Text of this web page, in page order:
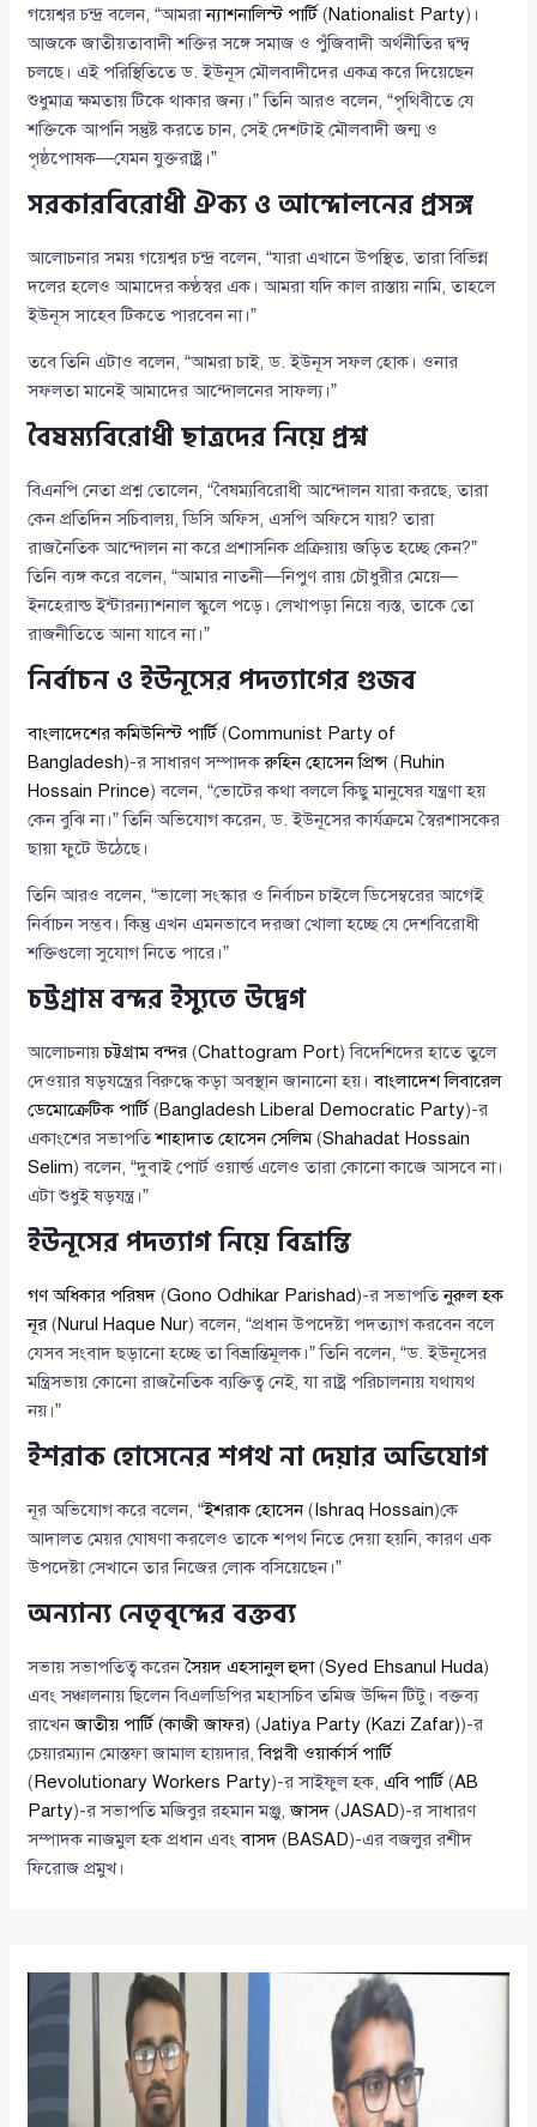
গয়েশ্বর চন্দ্র বলেন, “আমরান্যাশনালিস্ট পার্টি (Nationalist Party)।
আজকে জাতীয়তাবাদী শক্তির সঙ্গে সমাজ ও পুঁজিবাদী অর্থনীতির দ্বন্দ্ব
চলছে। এই পরিস্থিতিতে ড. ইউনূস মৌলবাদীদের একত্র করে দিয়েছেন
শুধুমাত্র ক্ষমতায় টিকে থাকার জন্য।” তিনি আরও বলেন, “পৃথিবীতে যে
শক্তিকে আপনি সন্তুষ্ট করতে চান, সেই দেশটাই মৌলবাদী জন্ম ও
পৃষ্ঠপোষক—যেমন যুক্তরাষ্ট্র।”
সরকারবিরোধী ঐক্য ও আন্দোলনের প্রসঙ্গ
আলোচনার সময় গয়েশ্বর চন্দ্র বলেন, “যারা এখানে উপস্থিত, তারা বিভিন্ন
দলের হলেও আমাদের কণ্ঠস্বর এক। আমরা যদি কাল রাস্তায় নামি, তাহলে
ইউনূস সাহেব টিকতে পারবেন না।”
তবে তিনি এটাও বলেন, “আমরা চাই, ড. ইউনূস সফল হোক। ওনার
সফলতা মানেই আমাদের আন্দোলনের সাফল্য।”
বৈষম্যবিরোধী ছাত্রদের নিয়ে প্রশ্ন
বিএনপি নেতা প্রশ্ন তোলেন, “বৈষম্যবিরোধী আন্দোলন যারা করছে, তারা
কেন প্রতিদিন সচিবালয়, ডিসি অফিস, এসপি অফিসে যায়? তারা
রাজনৈতিক আন্দোলন না করে প্রশাসনিক প্রক্রিয়ায় জড়িত হচ্ছে কেন?”
তিনি ব্যঙ্গ করে বলেন, “আমার নাতনী—নিপুণ রায় চৌধুরীর মেয়ে—
ইনহেরাল্ড ইন্টারন্যাশনাল স্কুলে পড়ে। লেখাপড়া নিয়ে ব্যস্ত, তাকে তো
রাজনীতিতে আনা যাবে না।”
নির্বাচন ও ইউনূসের পদত্যাগের গুজব
বাংলাদেশের কমিউনিস্ট পার্টি (Communist Party of
Bangladesh)-র সাধারণ সম্পাদকরুহিন হোসেন প্রিন্স (Ruhin
Hossain Prince) বলেন, “ভোটের কথা বললে কিছু মানুষের যন্ত্রণা হয়
কেন বুঝি না।” তিনি অভিযোগ করেন, ড. ইউনূসের কার্যক্রমে স্বৈরশাসকের
ছায়া ফুটে উঠেছে।
তিনি আরও বলেন, “ভালো সংস্কার ও নির্বাচন চাইলে ডিসেম্বরের আগেই
নির্বাচন সম্ভব। কিন্তু এখন এমনভাবে দরজা খোলা হচ্ছে যে দেশবিরোধী
শক্তিগুলো সুযোগ নিতে পারে।”
চট্টগ্রাম বন্দর ইস্যুতে উদ্বেগ
আলোচনায়চট্টগ্রাম বন্দর (Chattogram Port) বিদেশিদের হাতে তুলে
দেওয়ার ষড়যন্ত্রের বিরুদ্ধে কড়া অবস্থান জানানো হয়।বাংলাদেশ লিবারেল
ডেমোক্রেটিক পার্টি (Bangladesh Liberal Democratic Party)-র
একাংশের সভাপতিশাহাদাত হোসেন সেলিম(Shahadat Hossain
Selim) বলেন, “দুবাই পোর্ট ওয়ার্ল্ড এলেও তারা কোনো কাজে আসবে না।
এটা শুধুই ষড়যন্ত্র।”
ইউনূসের পদত্যাগ নিয়ে বিভ্রান্তি
গণ অধিকার পরিষদ (Gono Odhikar Parishad)-র সভাপতিনুরুল হক
নূর (Nurul Haque Nur) বলেন, “প্রধান উপদেষ্টা পদত্যাগ করবেন বলে
যেসব সংবাদ ছড়ানো হচ্ছে তা বিভ্রান্তিমূলক।” তিনি বলেন, “ড. ইউনূসের
মন্ত্রিসভায় কোনো রাজনৈতিক ব্যক্তিত্ব নেই, যা রাষ্ট্র পরিচালনায় যথাযথ
নয়।”
ইশরাক হোসেনের শপথ না দেয়ার অভিযোগ
নূর অভিযোগ করে বলেন, “ইশরাক হোসেন(Ishraq Hossain)কে
আদালত মেয়র ঘোষণা করলেও তাকে শপথ নিতে দেয়া হয়নি, কারণ এক
উপদেষ্টা সেখানে তার নিজের লোক বসিয়েছেন।”
অন্যান্য নেতৃবৃন্দের বক্তব্য
সভায় সভাপতিত্ব করেনসৈয়দ এহসানুল হুদা(Syed Ehsanul Huda)
এবং সঞ্চালনায় ছিলেন বিএলডিপির মহাসচিব তমিজ উদ্দিন টিটু। বক্তব্য
রাখেনজাতীয় পার্টি (কাজী জাফর) (Jatiya Party (Kazi Zafar))-র
চেয়ারম্যান মোস্তফা জামাল হায়দার,বিপ্লবী ওয়ার্কার্স পার্টি
(Revolutionary Workers Party)-র সাইফুল হক,এবি পার্টি (AB
Party)-র সভাপতি মজিবুর রহমান মঞ্জু,জাসদ (JASAD)-র সাধারণ
সম্পাদক নাজমুল হক প্রধান এবংবাসদ (BASAD)-এর বজলুর রশীদ
ফিরোজ প্রমুখ।